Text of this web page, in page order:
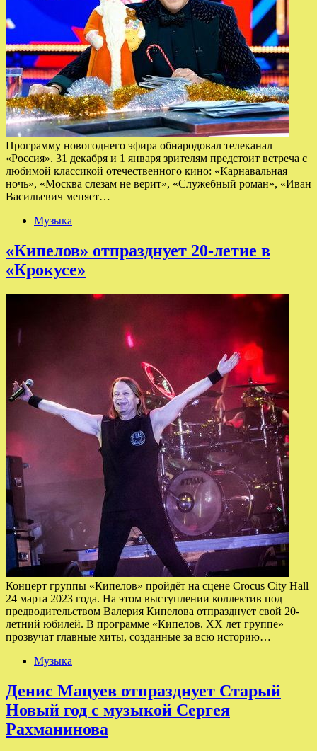
Программу новогоднего эфира обнародовал телеканал
«Россия». 31 декабря и 1 января зрителям предстоит встреча с
любимой классикой отечественного кино: «Карнавальная
ночь», «Москва слезам не верит», «Служебный роман», «Иван
Васильевич меняет…
Музыка
«Кипелов» отпразднует 20-летие в
«Крокусе»
Концерт группы «Кипелов» пройдёт на сцене Crocus City Hall
24 марта 2023 года. На этом выступлении коллектив под
предводительством Валерия Кипелова отпразднует свой 20-
летний юбилей. В программе «Кипелов. ХХ лет группе»
прозвучат главные хиты, созданные за всю историю…
Музыка
Денис Мацуев отпразднует Старый
Новый год с музыкой Сергея
Рахманинова